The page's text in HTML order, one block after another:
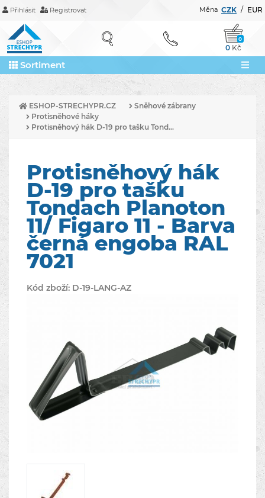
Přihlásit Registrovat CZK / EUR
Měna
0
0 Kč
Sortiment
ESHOP-STRECHYPR.CZ
Sněhové zábrany
Protisněhové háky
Protisněhový hák D-19 pro tašku Tond...
Protisněhový hák
D-19 pro tašku
Tondach Planoton
11/ Figaro 11 - Barva
černá engoba RAL
7021
Kód zboží: D-19-LANG-AZ